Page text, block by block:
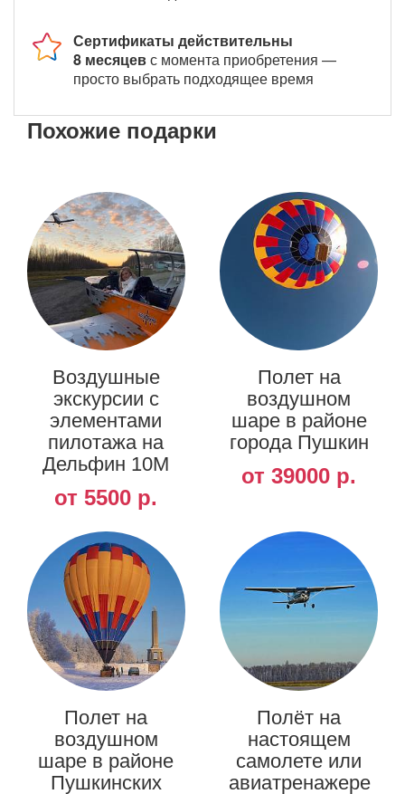
Сертификаты действительны
8 месяцевс момента приобретения —
просто выбрать подходящее время
Похожие подарки
Воздушные
экскурсии с
элементами
пилотажа на
Дельфин 10М
от 5500 р.
Полет на
воздушном
шаре в районе
города Пушкин
от 39000 р.
Полет на
воздушном
шаре в районе
Пушкинских
Полёт на
настоящем
самолете или
авиатренажере